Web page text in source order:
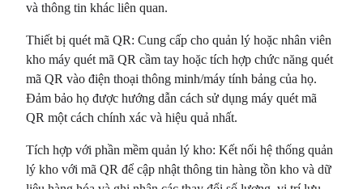
và thông tin khác liên quan.
Thiết bị quét mã QR: Cung cấp cho quản lý hoặc nhân viên
kho máy quét mã QR cầm tay hoặc tích hợp chức năng quét
mã QR vào điện thoại thông minh/máy tính bảng của họ.
Đảm bảo họ được hướng dẫn cách sử dụng máy quét mã
QR một cách chính xác và hiệu quả nhất.
Tích hợp với phần mềm quản lý kho: Kết nối hệ thống quản
lý kho với mã QR để cập nhật thông tin hàng tồn kho và dữ